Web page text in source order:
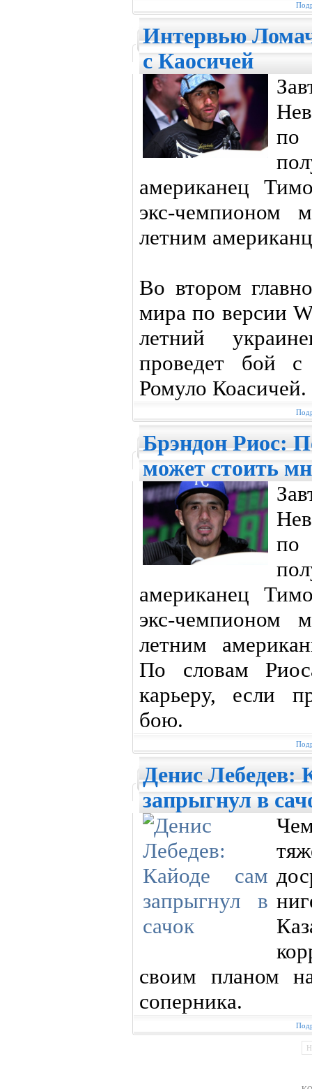
Интервью
с Каосичей
американец
экс-чемпионом
летним
Во втором
мира по версии
летний
проведет бой с
Ромуло Коасичей.
Брэндон Риос:
может стоить
американец
экс-чемпионом
летним
По словам
карьеру, если
бою.
Денис Лебедев:
запрыгнул в
своим планом
соперника.